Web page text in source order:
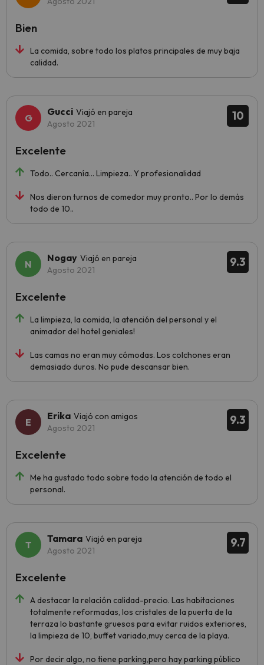
La comida, sobre todo los platos principales de muy baja
calidad.
Bien
10
Gucci Viajó en pareja
Agosto 2021
Todo.. Cercanía... Limpieza.. Y profesionalidad
Nos dieron turnos de comedor muy pronto.. Por lo demás
todo de 10..
Excelente
9.3
Nogay Viajó en pareja
Agosto 2021
La limpieza, la comida, la atención del personal y el
animador del hotel geniales!
Las camas no eran muy cómodas. Los colchones eran
demasiado duros. No pude descansar bien.
Excelente
9.3
Erika Viajó con amigos
Agosto 2021
Me ha gustado todo sobre todo la atención de todo el
personal.
Excelente
9.7
Tamara Viajó en pareja
Agosto 2021
A destacar la relación calidad-precio. Las habitaciones
totalmente reformadas, los cristales de la puerta de la
terraza lo bastante gruesos para evitar ruidos exteriores,
la limpieza de 10, buffet variado,muy cerca de la playa.
Por decir algo, no tiene parking,pero hay parking público
Excelente